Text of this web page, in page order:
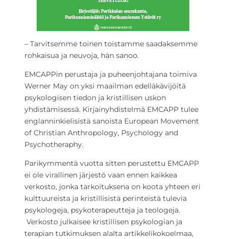
– Tarvitsemme toinen toistamme saadaksemme
rohkaisua ja neuvoja, hän sanoo.
EMCAPPin perustaja ja puheenjohtajana toimiva
Werner May on yksi maailman edelläkävijöitä
psykologisen tiedon ja kristillisen uskon
yhdistämisessä. Kirjainyhdistelmä EMCAPP tulee
englanninkielisistä sanoista European Movement
of Christian Anthropology, Psychology and
Psychotheraphy.
Parikymmentä vuotta sitten perustettu EMCAPP
ei ole virallinen järjestö vaan ennen kaikkea
verkosto, jonka tarkoituksena on koota yhteen eri
kulttuureista ja kristillisistä perinteistä tulevia
psykologeja, psykoterapeutteja ja teologeja.
Verkosto julkaisee kristillisen psykologian ja
terapian tutkimuksen alalta artikkelikokoelmaa,